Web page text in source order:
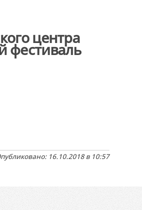
центра
фестиваль
16.10.2018 в 10:57